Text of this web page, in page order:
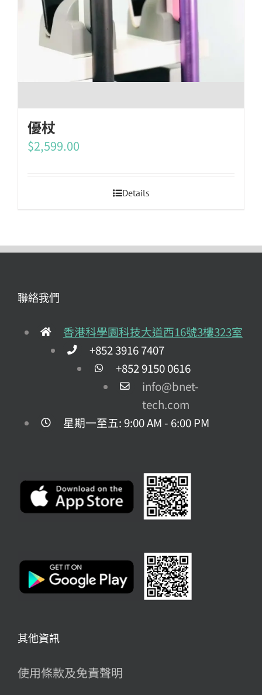
優杖
$2,599.00
Details
聯絡我們
香港科學園科技大道西16號3樓323室
+852 3916 7407
+852 9150 0616
info@bnet-
tech.com
星期一至五: 9:00 AM - 6:00 PM
其他資訊
使用條款及免責聲明